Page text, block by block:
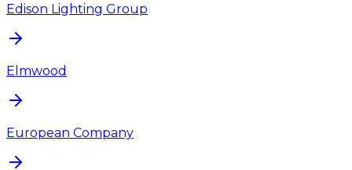
Edison Lighting Group
Elmwood
European Company